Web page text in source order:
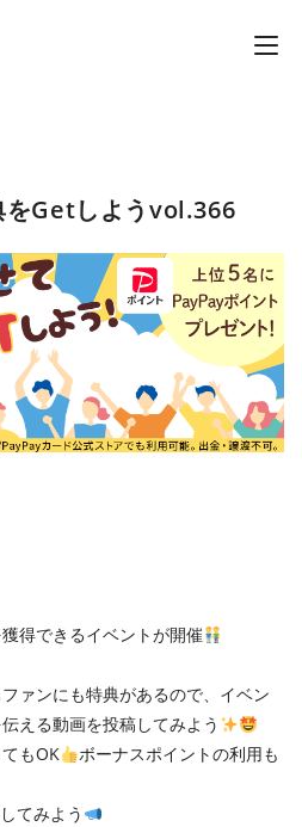
をGetしようvol.366
得できるイベントが開催
ァンにも特典があるので、イベン
える動画を投稿してみよう
もOK
ボーナスポイントの利用も
てみよう